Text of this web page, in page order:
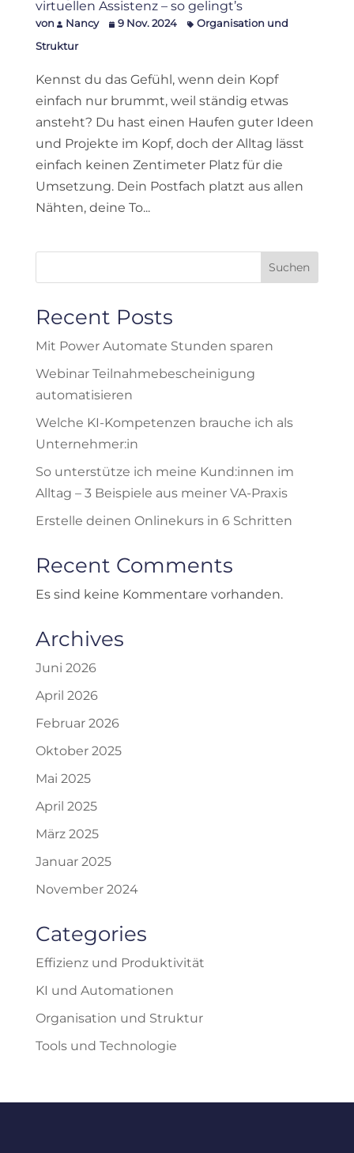
virtuellen Assistenz – so gelingt’s
von Nancy 9 Nov. 2024
Organisation und
Struktur
Kennst du das Gefühl, wenn dein Kopf
einfach nur brummt, weil ständig etwas
ansteht? Du hast einen Haufen guter Ideen
und Projekte im Kopf, doch der Alltag lässt
einfach keinen Zentimeter Platz für die
Umsetzung. Dein Postfach platzt aus allen
Nähten, deine To...
Suchen
Recent Posts
Mit Power Automate Stunden sparen
Webinar Teilnahmebescheinigung
automatisieren
Welche KI-Kompetenzen brauche ich als
Unternehmer:in
So unterstütze ich meine Kund:innen im
Alltag – 3 Beispiele aus meiner VA-Praxis
Erstelle deinen Onlinekurs in 6 Schritten
Recent Comments
Es sind keine Kommentare vorhanden.
Archives
Juni 2026
April 2026
Februar 2026
Oktober 2025
Mai 2025
April 2025
März 2025
Januar 2025
November 2024
Categories
Effizienz und Produktivität
KI und Automationen
Organisation und Struktur
Tools und Technologie